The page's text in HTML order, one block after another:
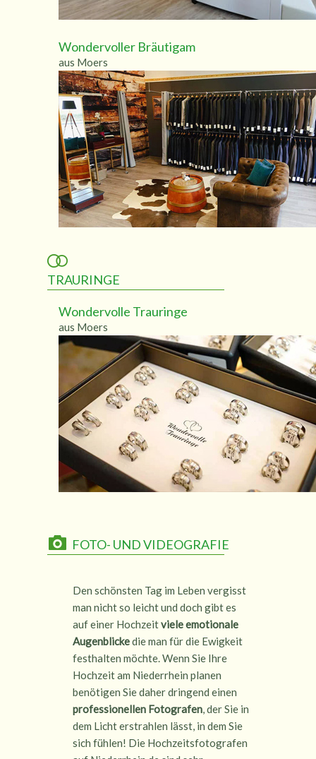
Wondervoller Bräutigam
aus Moers
TRAURINGE
Wondervolle Trauringe
aus Moers
FOTO- UND VIDEOGRAFIE
Den schönsten Tag im Leben vergisst
man nicht so leicht und doch gibt es
auf einer Hochzeitviele emotionale
Augenblickedie man für die Ewigkeit
festhalten möchte. Wenn Sie Ihre
Hochzeit am Niederrhein planen
benötigen Sie daher dringend einen
professionellen Fotografen, der Sie in
dem Licht erstrahlen lässt, in dem Sie
sich fühlen! Die Hochzeitsfotografen